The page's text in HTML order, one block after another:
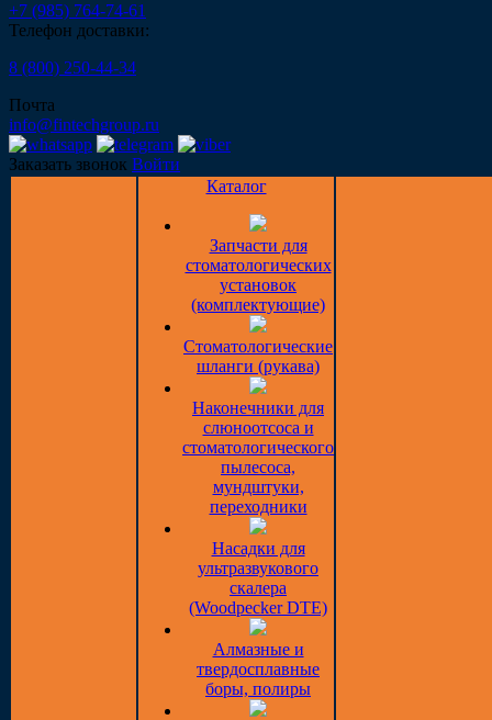
+7 (985) 764-74-61
Телефон доставки:
8 (800) 250-44-34
Почта
info@fintechgroup.ru
Заказать звонок Войти
Каталог
Запчасти для
стоматологических
установок
(комплектующие)
Стоматологические
шланги (рукава)
Наконечники для
слюноотсоса и
стоматологического
пылесоса,
мундштуки,
переходники
Насадки для
ультразвукового
скалера
(Woodpecker DTE)
Алмазные и
твердосплавные
боры, полиры